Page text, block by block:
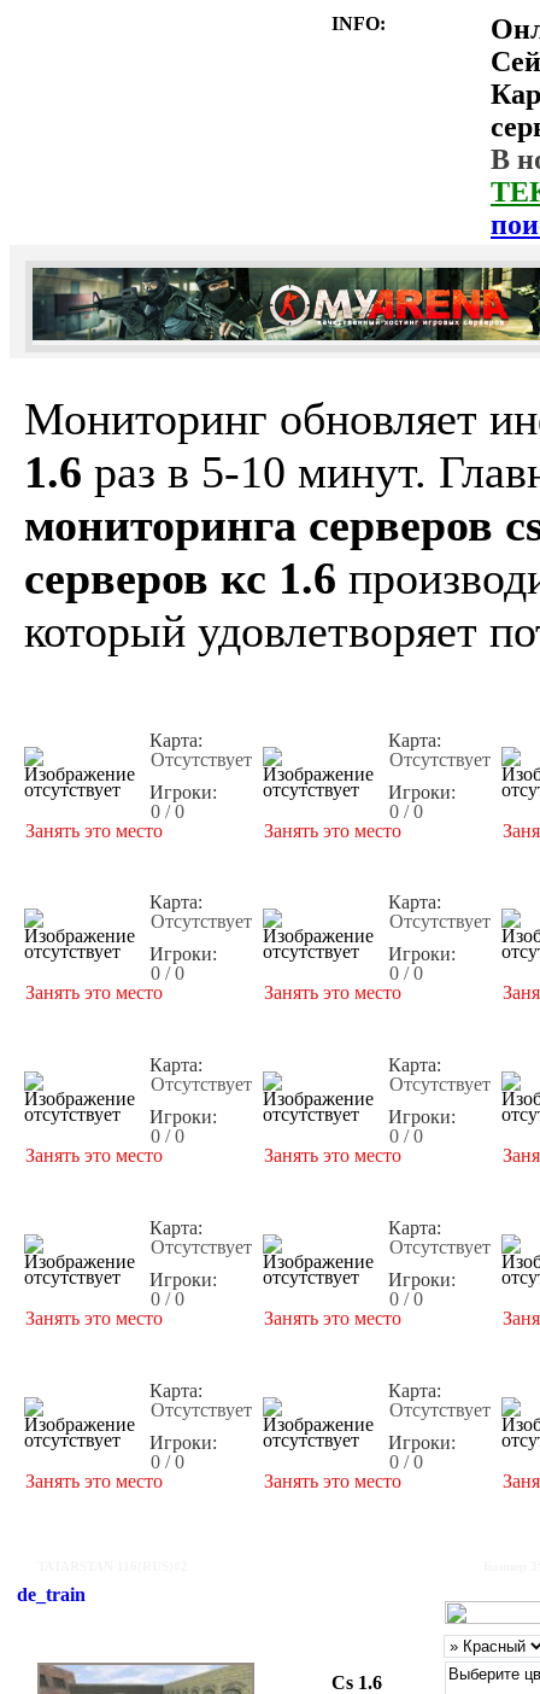
INFO:
В
Мониторинг обновляет
1.6 раз в 5-10 минут.
мониторинга серверов
серверов кс 1.6
который удовлетворяет
Карта:
Отсутствует
Игроки:
0 / 0
Занять это место
Карта:
Отсутствует
Игроки:
0 / 0
Занять это место
Карта:
Отсутствует
Игроки:
0 / 0
Занять это место
Карта:
Отсутствует
Игроки:
0 / 0
Занять это место
Карта:
Отсутствует
Игроки:
0 / 0
Занять это место
Карта:
Отсутствует
Игроки:
0 / 0
Занять это место
Карта:
Отсутствует
Игроки:
0 / 0
Занять это место
Карта:
Отсутствует
Игроки:
0 / 0
Занять это место
Карта:
Отсутствует
Игроки:
0 / 0
Занять это место
Карта:
Отсутствует
Игроки:
0 / 0
Занять это место
de_train
Cs 1.6